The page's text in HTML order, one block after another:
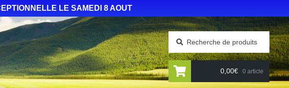
LE SAMEDI 8 AOUT
Recherche
0,00€ 0 article